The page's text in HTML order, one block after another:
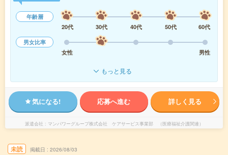
年齢層
20代
30代 40代 50代
60代
男女比率
女性
男性
もっと見る
気になる! 応募へ進む 詳しく見る
派遣会社 マンパワーグループ株式会社 ケアサービス事業部 （医療福祉介護関連）
未読 掲載日 2026/08/03